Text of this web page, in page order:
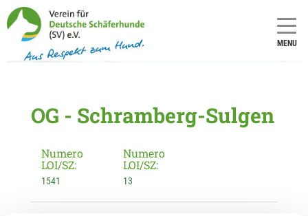
MENU
OG - Schramberg-Sulgen
Numero
LOI/SZ:
1541
Numero
LOI/SZ:
13